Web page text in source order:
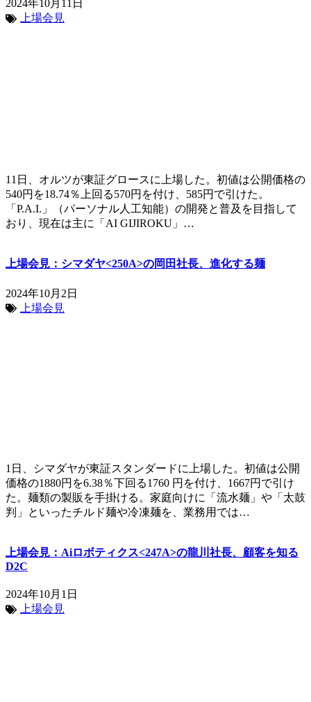
2024年10月11日
上場会見
11日、オルツが東証グロースに上場した。初値は公開価格の
540円を18.74％上回る570円を付け、585円で引けた。
「P.A.I.」（パーソナル人工知能）の開発と普及を目指して
おり、現在は主に「AI GIJIROKU」…
上場会見：シマダヤ<250A>の岡田社長、進化する麺
2024年10月2日
上場会見
1日、シマダヤが東証スタンダードに上場した。初値は公開
価格の1880円を6.38％下回る1760 円を付け、1667円で引け
た。麺類の製販を手掛ける。家庭向けに「流水麺」や「太鼓
判」といったチルド麺や冷凍麺を、業務用では…
上場会見：Aiロボティクス<247A>の龍川社長、顧客を知る
D2C
2024年10月1日
上場会見